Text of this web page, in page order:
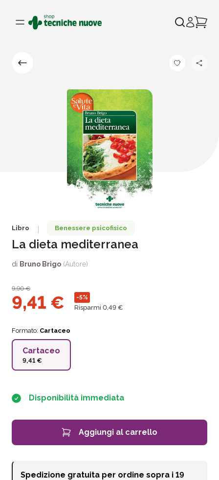
Libro Benessere psicofisico
La dieta mediterranea
di Bruno Brigo (Autore)
9,90€
9,41 € -5%
Risparmi 0,49 €
Formato: Cartaceo
Cartaceo
9,41 €
Disponibilità immediata
Aggiungi al carrello
Spedizione gratuita per ordine sopra i 19